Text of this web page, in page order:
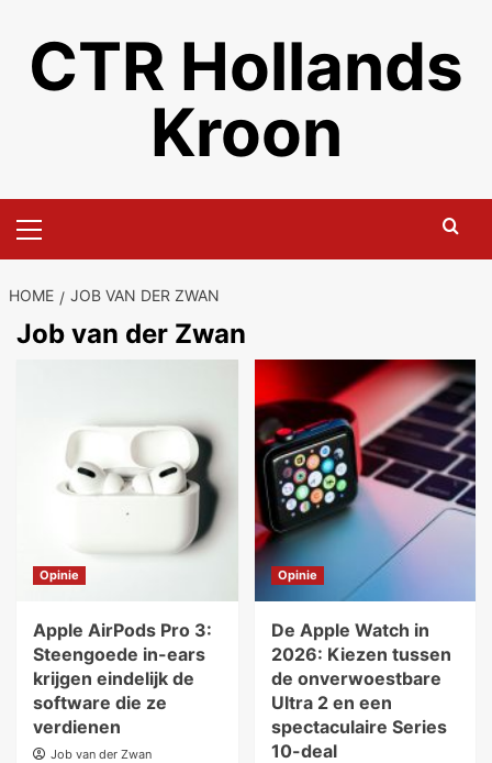
inhoudCTR Hollands
Kroon
menu
HOME JOB VAN DER ZWAN
Job van der Zwan
Opinie
Apple AirPods Pro 3:
Steengoede in-ears
krijgen eindelijk de
software die ze
verdienen
Job van der Zwan
Opinie
De Apple Watch in
2026: Kiezen tussen
de onverwoestbare
Ultra 2 en een
spectaculaire Series
10-deal